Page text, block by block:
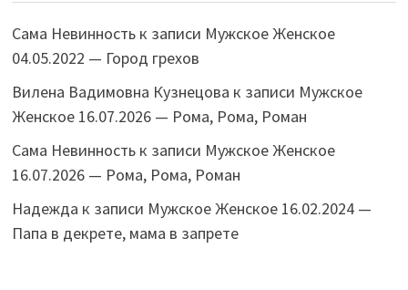
Сама Невинностьк записи Мужское Женское
04.05.2022 — Город грехов
Вилена Вадимовна Кузнецова к записи Мужское
Женское 16.07.2026 — Рома, Рома, Роман
Сама Невинностьк записи Мужское Женское
16.07.2026 — Рома, Рома, Роман
Надежда к записи Мужское Женское 16.02.2024 —
Папа в декрете, мама в запрете